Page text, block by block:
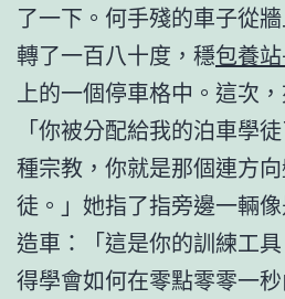
了一下。何手殘的車子從
轉了一百八十度，穩包養
上的一個停車格中。這次
「你被分配給我的泊車學
種宗教，你就是那個連方
徒。」她指了指旁邊一輛
造車：「這是你的訓練工
得學會如何在零點零零一